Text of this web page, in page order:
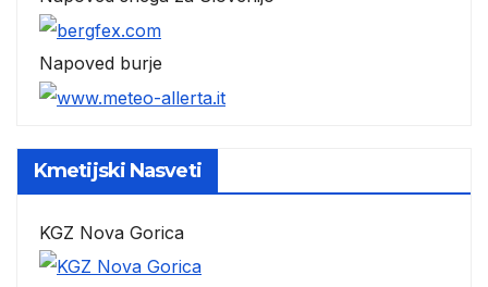
Napoved burje
Kmetijski Nasveti
KGZ Nova Gorica